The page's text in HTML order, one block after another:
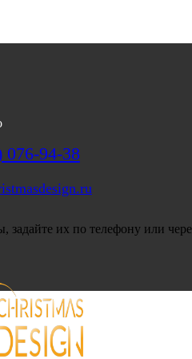
076-94-38
задайте их по телефону или